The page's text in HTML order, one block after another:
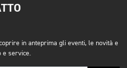
in anteprima gli eventi, le novità e
e service.